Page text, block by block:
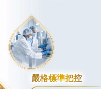
嚴格標準把控